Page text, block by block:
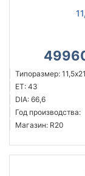
Типоразмер:
ET: 43
DIA: 66,6
Год производства:
Магазин: R20